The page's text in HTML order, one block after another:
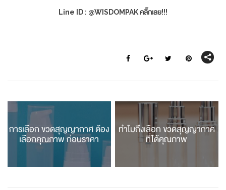
Line ID : @WISDOMPAK คลิ๊กเลย!!!
ทำไมถึงเลือก ขวดสุญญากาศ
ที่ได้คุณภาพ
การเลือก ขวดสุญญากาศ ต้อง
เลือกคุณภาพ ก่อนราคา